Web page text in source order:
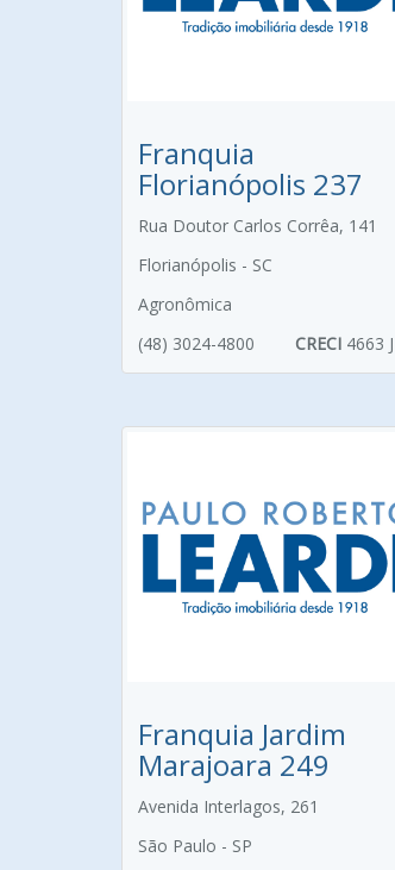
Franquia
Florianópolis 237
Rua Doutor Carlos Corrêa, 141
Florianópolis - SC
Agronômica
(48) 3024-4800
CRECI 4663 J
Franquia Jardim
Marajoara 249
Avenida Interlagos, 261
São Paulo - SP